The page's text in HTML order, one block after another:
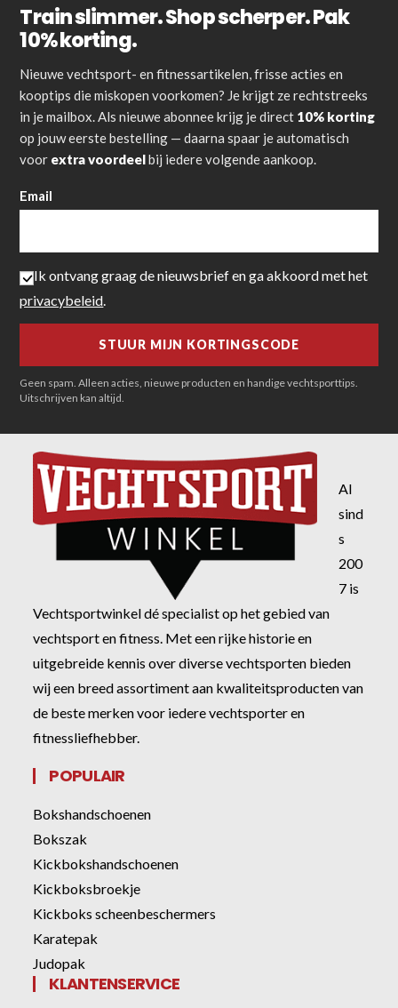
Train slimmer. Shop scherper. Pak
10% korting.
Nieuwe vechtsport- en fitnessartikelen, frisse acties en
kooptips die miskopen voorkomen? Je krijgt ze rechtstreeks
in je mailbox. Als nieuwe abonnee krijg je direct 10% korting
op jouw eerste bestelling — daarna spaar je automatisch
voor extra voordeelbij iedere volgende aankoop.
Email
Ik ontvang graag de nieuwsbrief en ga akkoord met het
privacybeleid.
Geen spam. Alleen acties, nieuwe producten en handige vechtsporttips.
Uitschrijven kan altijd.
Al
sind
s
200
7 is
Vechtsportwinkel dé specialist op het gebied van
vechtsport en fitness. Met een rijke historie en
uitgebreide kennis over diverse vechtsporten bieden
wij een breed assortiment aan kwaliteitsproducten van
de beste merken voor iedere vechtsporter en
fitnessliefhebber.
POPULAIR
Bokshandschoenen
Bokszak
Kickbokshandschoenen
Kickboksbroekje
Kickboks scheenbeschermers
Karatepak
Judopak
KLANTENSERVICE